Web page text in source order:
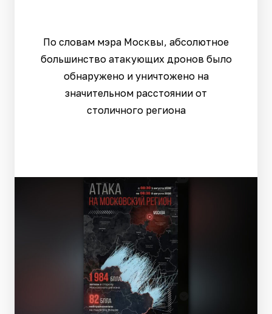
По словам мэра Москвы, абсолютное
большинство атакующих дронов было
обнаружено и уничтожено на
значительном расстоянии от
столичного региона